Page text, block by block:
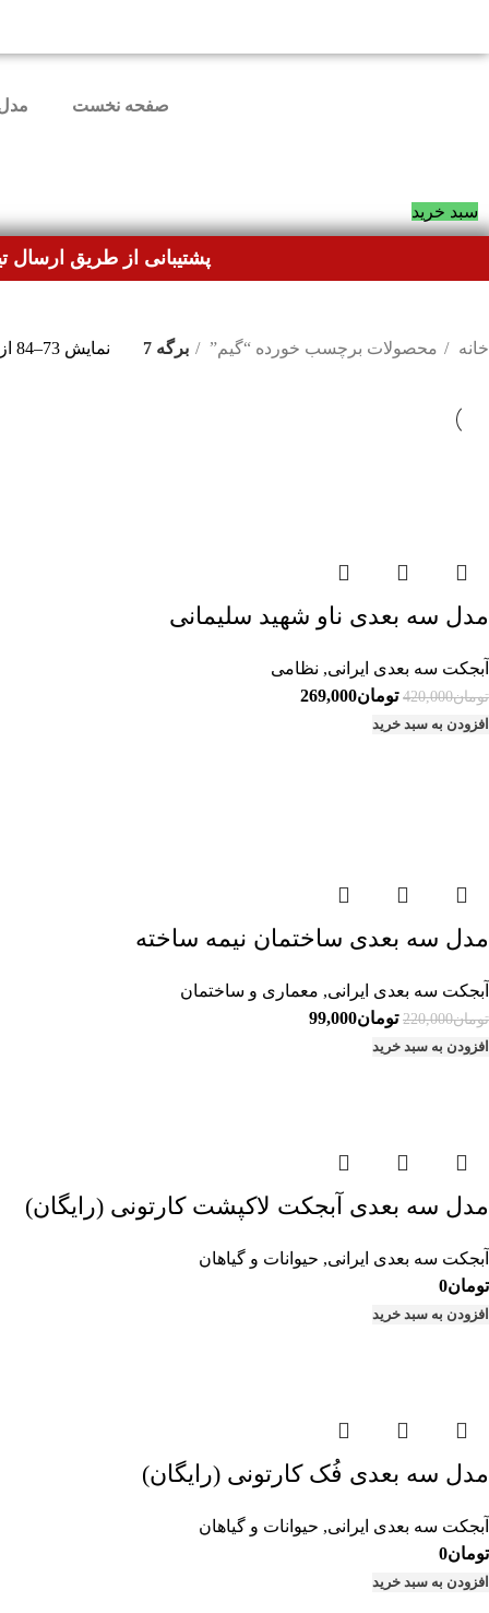
صفحه نخست
سبد خرید
پشتیبانی از طریق ارسال
خانه محصولات برچسب خورده “گیم” برگه 7 نمایش 73–84 از 132 نتیجه
مدل سه بعدی ناو شهید سلیمانی
آبجکت سه بعدی ایرانی, نظامی
تومان420,000قیمت
اصلی:
تومان269,000
افزودن به سبد خرید
مدل سه بعدی ساختمان نیمه ساخته
آبجکت سه بعدی ایرانی, معماری و ساختمان
تومان220,000قیمت
اصلی:
تومان99,000قیمت
افزودن به سبد خرید
مدل سه بعدی آبجکت لاکپشت کارتونی (رایگان)
آبجکت سه بعدی ایرانی, حیوانات و گیاهان
تومان0
افزودن به سبد خرید
مدل سه بعدی فُک کارتونی (رایگان)
آبجکت سه بعدی ایرانی, حیوانات و گیاهان
تومان0
افزودن به سبد خرید